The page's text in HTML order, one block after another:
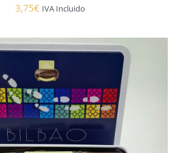
3,75€ IVA Incluido